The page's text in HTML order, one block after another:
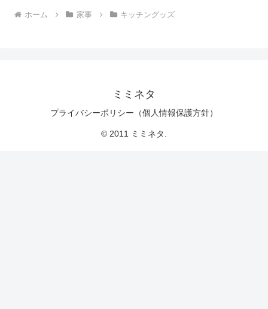
ホーム 家事 キッチングッズ
ミミネタ
プライバシーポリシー（個人情報保護方針）
© 2011 ミミネタ.